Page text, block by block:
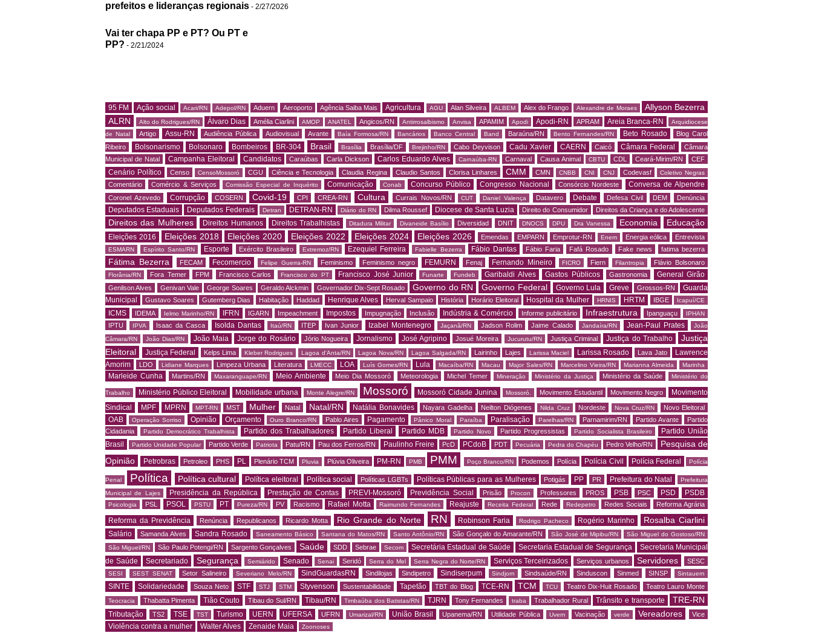
prefeitos e lideranças regionais - 2/27/2026
Vai ter chapa PP e PT? Ou PT e
PP? - 2/21/2024
95 FM Ação social Acari/RN Adepol/RN Aduern Aeroporto Agência Saiba Mais Agricultura AGU Alan Silveira ALBEM Alex do Frango Alexandre de Moraes
Allyson Bezerra
ALRN
Alto do Rodrigues/RN Álvaro Dias Amélia Ciarlini AMOP ANATEL Angicos/RN Antirrosalbismo Anvisa APAMIM Apodi Apodi-RN APRAM Areia Branca-RN
Arquidiocese
de Natal
Artigo Assu-RN Audiência Pública Audiovisual Avante Baía Formosa/RN Bancários Banco Central Band Baraúna/RN Bento Fernandes/RN Beto Rosado
Blog Carol
Ribeiro
Bolsonarismo Bolsonaro Bombeiros BR-304 Brasil Brasília Brasília/DF Brejinho/RN Cabo Deyvison Cadu Xavier CAERN Caicó Câmara Federal
Câmara
Municipal de Natal
Campanha Eleitoral Candidatos Caraúbas Carla Dickson Carlos Eduardo Alves Carnaúba-RN Carnaval Causa Animal CBTU CDL Ceará-Mirim/RN CEF
Cenário Político Censo CensoMossoró CGU Ciência e Tecnologia Claudia Regina Claudio Santos Clorisa Linhares CMM CMN CNBB CNI CNJ Codevasf Coletivo Negras
Comentário Comércio & Serviços Comissão Especial de Inquérito Comunicação Conab Concurso Público Congresso Nacional Consórcio Nordeste Conversa de Alpendre
Coronel Azevedo Corrupção COSERN Covid-19 CPI CREA-RN Cultura Currais Novos/RN CUT Daniel Valença Datavero Debate Defesa Civil DEM Denúncia
Deputados Estaduais Deputados Federais Detran DETRAN-RN Diário do RN Dilma Roussef Diocese de Santa Luzia Direito do Consumidor Direitos da Criança e do Adolescente
Direitos das Mulheres Direitos Humanos Direitos Trabalhistas Ditadura Militar Divaneide Basílio Diversidad DNIT DNOCS DPU Dra Vanessa Economia Educação
Eleições 2016 Eleições 2018 Eleições 2020 Eleições 2022 Eleições 2024 Eleições 2026 Emendas EMPARN Emprotur-RN Enem Energia eólica Entrevista
ESMARN Espírito Santo/RN Esporte Exército Brasileiro Extremoz/RN Ezequiel Ferreira Fabielle Bezerra Fábio Dantas Fábio Faria Fafá Rosado Fake news fatima bezerra
Fátima Bezerra FECAM Fecomercio Felipe Guerra-RN Feminismo Feminismo negro FEMURN Fenaj Fernando Mineiro FICRO Fiern Filantropia Flávio Bolsonaro
Florânia/RN Fora Temer FPM Francisco Carlos Francisco do PT Francisco José Junior Funarte Fundeb Garibaldi Alves Gastos Públicos Gastronomia General Girão
Genilson Alves Genivan Vale George Soares Geraldo Alckmin Governador Dix-Sept Rosado Governo do RN Governo Federal Governo Lula Greve Grossos-RN
Guarda
Municipal
Gustavo Soares Gutemberg Dias Habitação Haddad Henrique Alves Herval Sampaio História Horário Eleitoral Hospital da Mulher HRNIS HRTM IBGE Icapuí/CE
ICMS IDEMA Ielmo Marinho/RN IFRN IGARN Impeachment Impostos Impugnação Inclusão Indústria & Comércio Informe publicitário Infraestrutura Ipanguaçu IPHAN
IPTU IPVA Isaac da Casca Isolda Dantas Itaú/RN ITEP Ivan Junior Izabel Montenegro Jaçanã/RN Jadson Rolim Jaime Calado Jandaíra/RN Jean-Paul Prates
João
Câmara/RN
João Dias/RN João Maia Jorge do Rosário Jório Nogueira Jornalismo José Agripino Josué Moreira Jucurutu/RN Justiça Criminal Justiça do Trabalho
Justiça
Eleitoral
Justiça Federal Kelps Lima Kleber Rodrigues Lagoa d'Anta/RN Lagoa Nova/RN Lagoa Salgada/RN Lairinho Lajes Larissa Maciel Larissa Rosado Lava Jato
Lawrence
Amorim
LDO Lidiane Marques Limpeza Urbana Literatura LMECC LOA Luís Gomes/RN Lula Macaíba/RN Macau Major Sales/RN Marcelino Vieira/RN Marianna Almeida Marinha
Marleide Cunha Martins/RN Maxaranguape/RN Meio Ambiente Meio Dia Mossoró Meteorologia Michel Temer Mineração Ministério da Justiça Ministério da Saúde Ministério do
Trabalho Ministério Público Eleitoral Mobilidade urbana Monte Alegre/RN Mossoró Mossoró Cidade Junina Mossoró. Movimento Estudantil Movimento Negro
Movimento
Sindical
MPF MPRN MPT-RN MST Mulher Natal Natal/RN Natália Bonavides Nayara Gadelha Neilton Diógenes Nilda Cruz Nordeste Nova Cruz/RN Novo Eleitoral
OAB Operação Sorriso Opinião Orçamento Ouro Branco/RN Pablo Aires Pagamento Pânico Moral Paraíba Paralisação Parelhas/RN Parnamirim/RN Partido Avante
Partido
Cidadania
Partido Democrático Trabalhista Partido dos Trabalhadores Partido Liberal Partido MDB Partido Novo Partido Progressistas Partido Socialista Brasileiro
Partido União
Brasil
Partido Unidade Popular Partido Verde Patriota Patu/RN Pau dos Ferros/RN Paulinho Freire PcD PCdoB PDT Pecuária Pedra do Chapéu Pedro Velho/RN
Pesquisa de
Opinião
Petrobras Petroleo PHS PL Plenário TCM Pluvia Plúvia Oliveira PM-RN PMB PMM Poço Branco/RN Podemos Polícia Polícia Civil Polícia Federal Polícia
Penal Política Política cultural Política eleitoral Política social Políticas LGBTs Políticas Públicas para as Mulheres Potigás PP PR Prefeitura do Natal
Prefeitura
Municipal de Lajes
Presidência da República Prestação de Contas PREVI-Mossoró Previdência Social Prisão Procon Professores PROS PSB PSC PSD PSDB
Psicologia PSL PSOL PSTU PT Pureza/RN PV Racismo Rafael Motta Raimundo Fernandes Reajuste Receita Federal Rede Redepetro Redes Sociais Reforma Agrária
Reforma da Previdência Renúncia Republicanos Ricardo Motta Rio Grande do Norte RN Robinson Faria Rodrigo Pacheco Rogério Marinho Rosalba Ciarlini
Salário Samanda Alves Sandra Rosado Saneamento Básico Santana do Matos/RN Santo Antônio/RN São Gonçalo do Amarante/RN São José de Mipibu/RN
São Miguel do Gostoso/RN
São Miguel/RN
São Paulo Potengi/RN Sargento Gonçalves Saúde SDD Sebrae Secom Secretária Estadual de Saúde Secretaria Estadual de Segurança
Secretaria Municipal
de Saúde
Secretariado Segurança Semiárido Senado Senai Seridó Serra do Mel Serra Negra do Norte/RN Serviços Terceirizados Serviços urbanos Servidores SESC
SESI SEST SENAT Setor Salineiro Severiano Melo/RN SindGuardasRN Sindilojas Sindipetro Sindiserpum Sindjorn Sindsaúde/RN Sinduscon Sinmed SINSP Sintauern
SINTE Solidariedade Souza Neto STF STJ STM Styvenson Sustentabilidade Tapetão TBT do Blog TCE-RN TCM TCU Teatro Dix-Huit Rosado Teatro Lauro Monte
Teocracia Thabatta Pimenta Tião Couto Tibau do Sul/RN Tibau/RN Timbaúba dos Batistas/RN TJRN Tony Fernandes traba Trabalhador Rural Trânsito e transporte TRE-RN
Tributação TS2 TSE TST Turismo UERN UFERSA UFRN Umarizal/RN União Brasil Upanema/RN Utilidade Pública Uvern Vacinação verde Vereadores Vice
Violência contra a mulher Walter Alves Zenaide Maia Zoonoses